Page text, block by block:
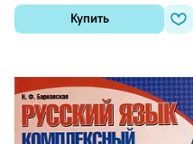
Купить